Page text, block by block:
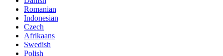
Romanian
Indonesian
Czech
Afrikaans
Swedish
Polish